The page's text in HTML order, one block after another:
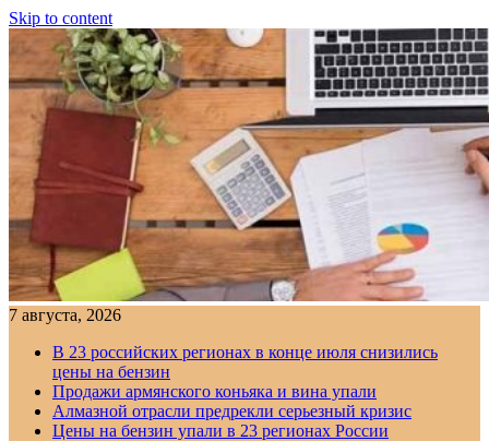
Skip to content
7 августа, 2026
В 23 российских регионах в конце июля снизились
цены на бензин
Продажи армянского коньяка и вина упали
Алмазной отрасли предрекли серьезный кризис
Цены на бензин упали в 23 регионах России